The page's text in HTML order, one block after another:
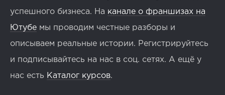
успешного бизнеса. На канале о франшизах на
Ютубе мы проводим честные разборы и
описываем реальные истории. Регистрируйтесь
и подписывайтесь на нас в соц. сетях. А ещё у
нас есть Каталог курсов.